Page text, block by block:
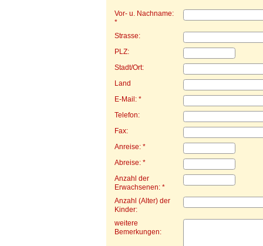
Vor- u. Nachname:
*
Strasse:
PLZ:
Stadt/Ort:
Land
E-Mail: *
Telefon:
Fax:
Anreise: *
Abreise: *
Anzahl der
Erwachsenen: *
Anzahl (Alter) der
Kinder:
weitere
Bemerkungen: